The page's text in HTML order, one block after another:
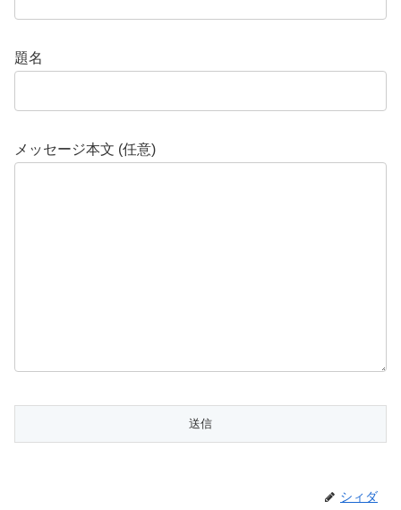
題名
メッセージ本文 (任意)
シィダ